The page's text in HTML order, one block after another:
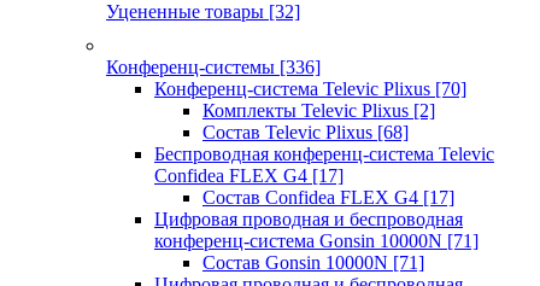
Уцененные товары [32]
Конференц-системы [336]
Конференц-система Televic Plixus [70]
Комплекты Televic Plixus [2]
Состав Televic Plixus [68]
Беспроводная конференц-система Televic
Confidea FLEX G4 [17]
Состав Confidea FLEX G4 [17]
Цифровая проводная и беспроводная
конференц-система Gonsin 10000N [71]
Состав Gonsin 10000N [71]